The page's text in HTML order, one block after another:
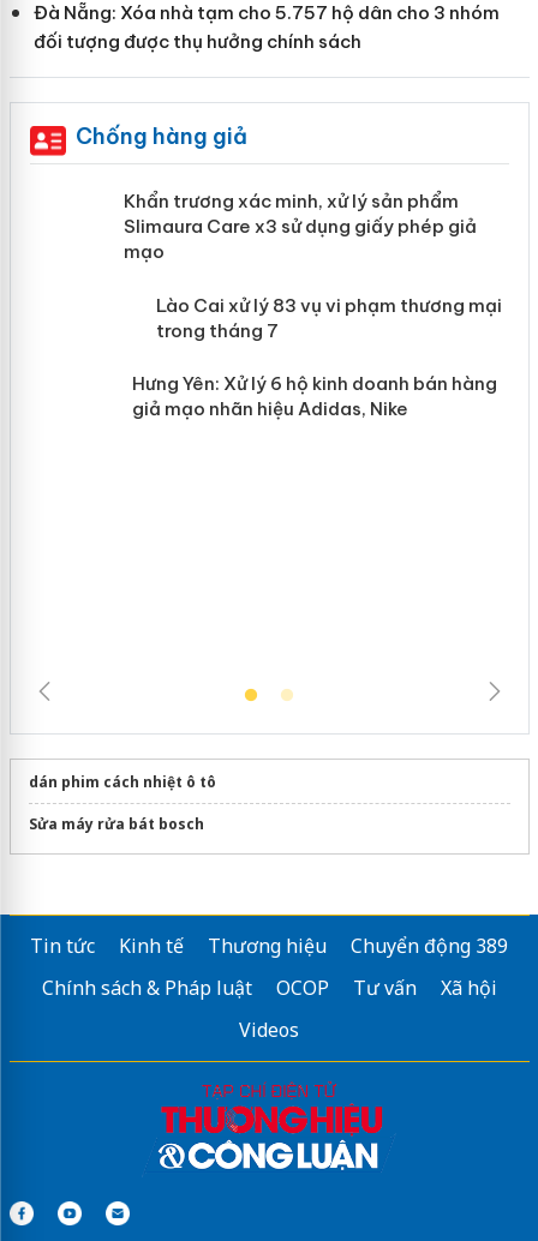
Đà Nẵng: Xóa nhà tạm cho 5.757 hộ dân cho 3 nhóm
đối tượng được thụ hưởng chính sách
Chống hàng giả
Khẩn trương xác minh, xử lý sản phẩm
Slimaura Care x3 sử dụng giấy phép giả
mạo
Lào Cai xử lý 83 vụ vi phạm thương
mại trong tháng 7
dán phim cách nhiệt ô tô
Sửa máy rửa bát bosch
Tin tức Kinh tế Thương hiệu
Chuyển động 389
Chính sách & Pháp luật
OCOP Tư vấn
Xã hội
Videos